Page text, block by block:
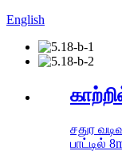
English
சதுர
பாட்டில்